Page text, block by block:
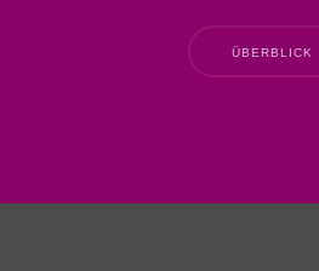
ÜBERBLICK